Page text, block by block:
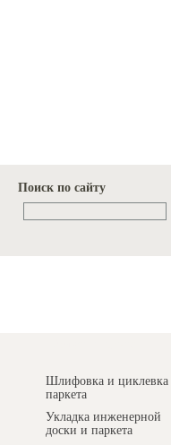
Поиск по сайту
Шлифовка и циклевка
паркета
Укладка инженерной
доски и паркета